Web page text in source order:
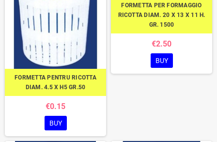
FORMETTA PENTRU RICOTTA
DIAM. 4.5 X H5 GR.50
€0.15
BUY
FORMETTA PER FORMAGGIO
RICOTTA DIAM. 20 X 13 X 11 H.
GR. 1500
€2.50
BUY